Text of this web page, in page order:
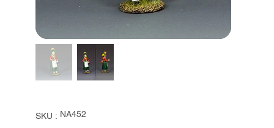
SKU : SKU
NA452
NA452